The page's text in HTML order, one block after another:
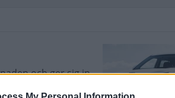
och ger sig in